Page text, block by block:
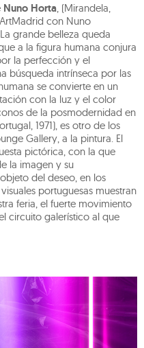
Nuno Horta , (Mirandela,
con Nuno
grande belleza queda
a la figura humana conjura
la perfección y el
búsqueda intrínseca por las
se convierte en un
con la luz y el color
de la posmodernidad en
1971), es otro de los
Gallery, a la pintura. El
pictórica, con la que
la imagen y su
del deseo, en los
portuguesas muestran
feria, el fuerte movimiento
circuito galerístico al que